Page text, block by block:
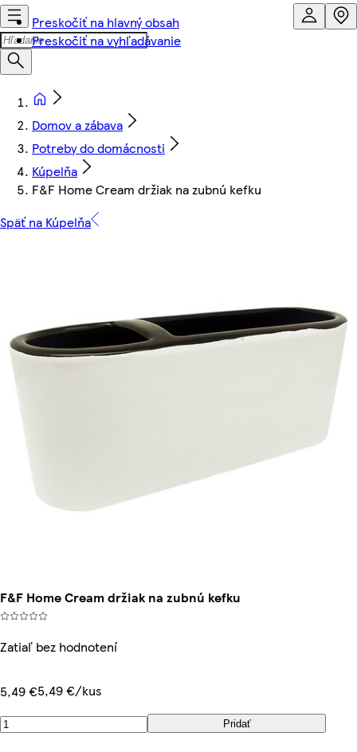
Preskočiť na hlavný obsah
Preskočiť na vyhľadávanie
Domov a zábava
Potreby do domácnosti
Kúpelňa
F&F Home Cream držiak na zubnú kefku
Späť na Kúpelňa
F&F Home Cream držiak na zubnú kefku
Zatiaľ bez hodnotení
5,49 €5,49 €/kus
Pridať